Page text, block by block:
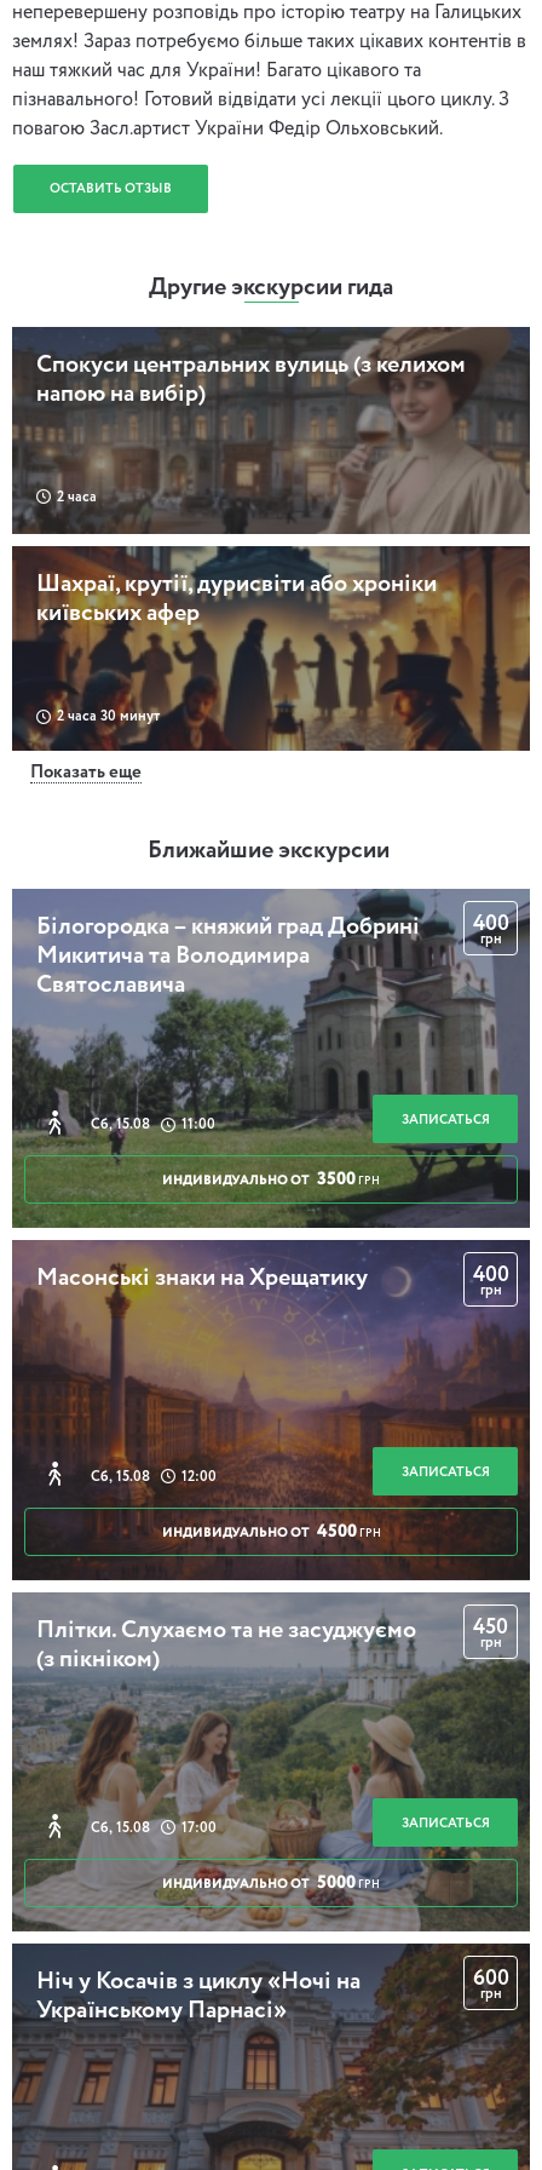
неперевершену розповідь про історію театру на Галицьких
землях! Зараз потребуємо більше таких цікавих контентів в
наш тяжкий час для України! Багато цікавого та
пізнавального! Готовий відвідати усі лекції цього циклу. З
повагою Засл.артист України Федір Ольховський.
ОСТАВИТЬ ОТЗЫВ
Другие экскурсии гида
Спокуси центральних вулиць (з келихом
напою на вибір)
2 часа
Шахраї, крутії, дурисвіти або хроніки
київських афер
2 часа 30 минут
1 час 30 минут
Посиденьки у Старицьких. Досьє
українського театру
1 час 30 минут
Містичний трикутник Києва
2 часа 30 минут
Таємниці українського театру. Тепла
екскурсія
2 часа 30 минут
Оболонь. Загадки і історії
2 часа 30 минут
Інший Поділ від Світлани Бучко - під келих
вина!
2 часа
Мандрівка у світ порцеляни! (з чаюванням)
Показать еще
Ближайшие экскурсии
Білогородка – княжий град Добрині
Микитича та Володимира
Святославича
Сб, 15.08 11:00
400
грн
ЗАПИСАТЬСЯ
ИНДИВИДУАЛЬНО ОТ 3500 ГРН
Масонські знаки на Хрещатику
Сб, 15.08 12:00
400
грн
ЗАПИСАТЬСЯ
ИНДИВИДУАЛЬНО ОТ 4500 ГРН
Плітки. Слухаємо та не засуджуємо
(з пікніком)
Сб, 15.08 17:00
450
грн
ЗАПИСАТЬСЯ
ИНДИВИДУАЛЬНО ОТ 5000 ГРН
Ніч у Косачів з циклу «Ночі на
Українському Парнасі»
600
грн